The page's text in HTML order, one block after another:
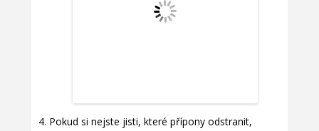
Pokud si nejste jisti, které přípony odstranit,